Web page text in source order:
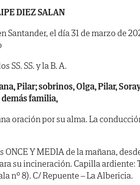
DIEZ SALAN
Santander, el día 31 de marzo de
SS. SS. y la B. A.
Pilar; sobrinos, Olga, Pilar,
familia,
oración por su alma. La
ONCE Y MEDIA de la mañana,
su incineración. Capilla ardiente:
nº 8). C/ Repuente – La Albericia.